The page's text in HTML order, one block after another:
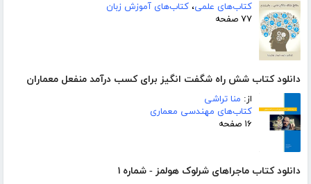
کتاب‌های علمی، کتاب‌های آموزش زبان
۷۷ صفحه
دانلود کتاب شش راه شگفت انگیز برای کسب درآمد منفعل معماران
از: منا تراشی
کتاب‌های مهندسی معماری
۱۶ صفحه
دانلود کتاب ماجراهای شرلوک هولمز - شماره ۱